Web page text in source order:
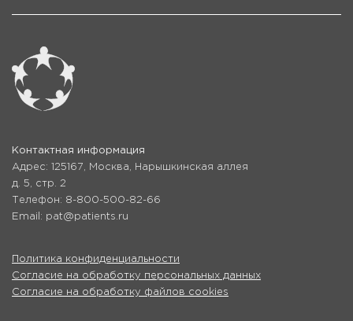
Контактная информация
Адрес: 125167, Москва, Нарышкинская аллея
д. 5, стр. 2
Телефон: 8-800-500-82-66
Email: pat@patients.ru
Политика конфиденциальности
Согласие на обработку персональных данных
Согласие на обработку файлов cookies